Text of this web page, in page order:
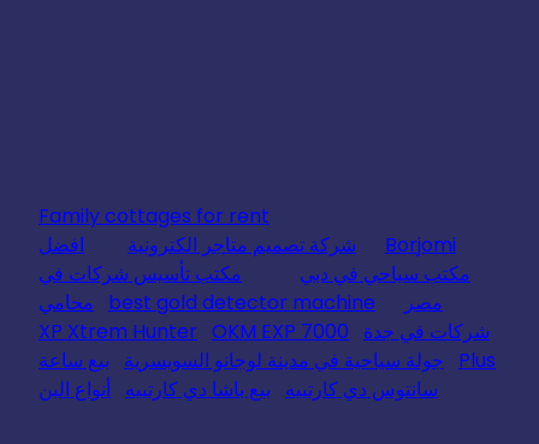
Family cottages for rent
Borjomi
شركة تصميم متاجر الكترونية
افضل
مكتب سياحي في دبي
مكتب تأسيس شركات في
مصر
best gold detector machine
محامي
شركات في جدة
XP Xtrem Hunter OKM EXP 7000
Plus
جولة سياحية في مدينة لوجانو السويسرية
بيع ساعة
سانتوس دي كارتييه
بيع باشا دي كارتييه أنواع البن